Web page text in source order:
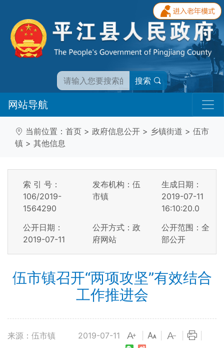
搜索
网站导航
当前位置： 首页 > 政府信息公开 > 乡镇街道 > 伍市
镇 > 其他信息
索 引 号：
106/2019-
1564290
发布机构：伍
市镇
生成日期：
2019-07-11
16:10:20.0
公开日期：
2019-07-11
公开方式：政
府网站
公开范围：全
部公开
伍市镇召开“两项攻坚”有效结合
工作推进会
来源：伍市镇
2019-07-11